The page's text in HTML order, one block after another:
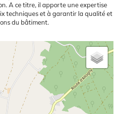
A ce titre, il apporte une expertise
techniques et à garantir la qualité et
du bâtiment.